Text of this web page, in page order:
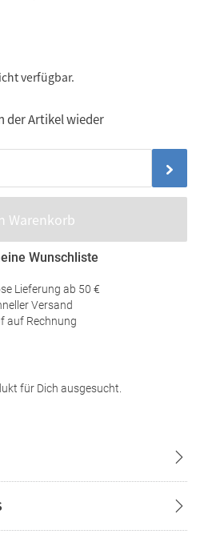
verfügbar.
der Artikel wieder
Warenkorb
Wunschliste
Lieferung ab 50 €
Versand
auf Rechnung
für Dich ausgesucht.